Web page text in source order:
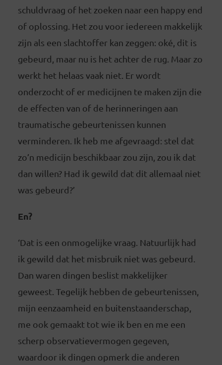
schuldvraag of het zoeken naar een happy end
of oplossing. Het zou voor iedereen makkelijk
zijn als een slachtoffer kan zeggen: oké, dit is
gebeurd, maar nu is het achter de rug. Maar zo
werkt het helaas vaak niet. Er wordt
onderzocht of er medicijnen te maken zijn die
de effecten van of de herinneringen aan
traumatische gebeurtenissen kunnen
verminderen. Ik heb me afgevraagd: stel dat
zo’n medicijn beschikbaar zou zijn, zou ik dat
dan willen? Had ik gewild dat dit allemaal niet
was gebeurd?’
En?
‘Dat is een onmogelijke vraag. Natuurlijk had
ik gewild dat het misbruik niet was gebeurd.
Dan waren dingen beslist makkelijker
geweest. Tegelijk hebben de gebeurtenissen,
mijn eenzaamheid en buitenstaanderschap,
me ook gemaakt tot wie ik ben en me een
scherp observatievermogen gegeven,
waardoor ik dingen opmerk die anderen